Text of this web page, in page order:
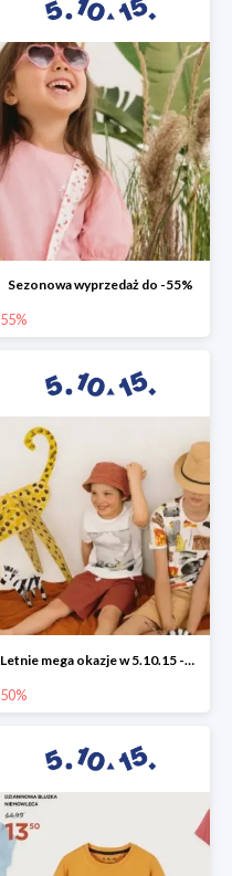
Sezonowa wyprzedaż do -55%
55%
Letnie mega okazje w 5.10.15 -50%
50%